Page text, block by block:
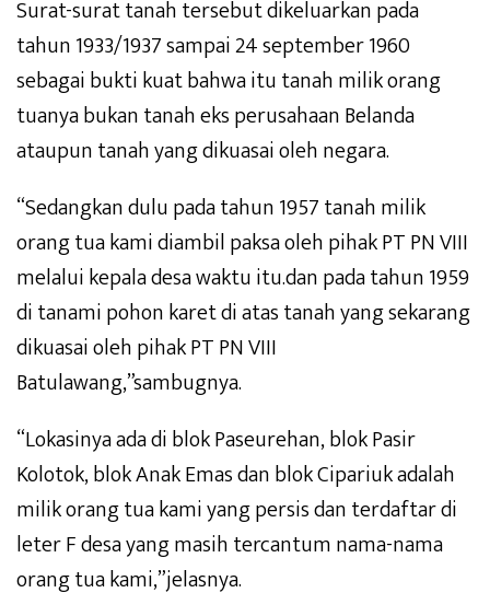
Surat-surat tanah tersebut dikeluarkan pada
tahun 1933/1937 sampai 24 september 1960
sebagai bukti kuat bahwa itu tanah milik orang
tuanya bukan tanah eks perusahaan Belanda
ataupun tanah yang dikuasai oleh negara.
“Sedangkan dulu pada tahun 1957 tanah milik
orang tua kami diambil paksa oleh pihak PT PN VIII
melalui kepala desa waktu itu.dan pada tahun 1959
di tanami pohon karet di atas tanah yang sekarang
dikuasai oleh pihak PT PN VIII
Batulawang,”sambugnya.
“Lokasinya ada di blok Paseurehan, blok Pasir
Kolotok, blok Anak Emas dan blok Cipariuk adalah
milik orang tua kami yang persis dan terdaftar di
leter F desa yang masih tercantum nama-nama
orang tua kami,”jelasnya.